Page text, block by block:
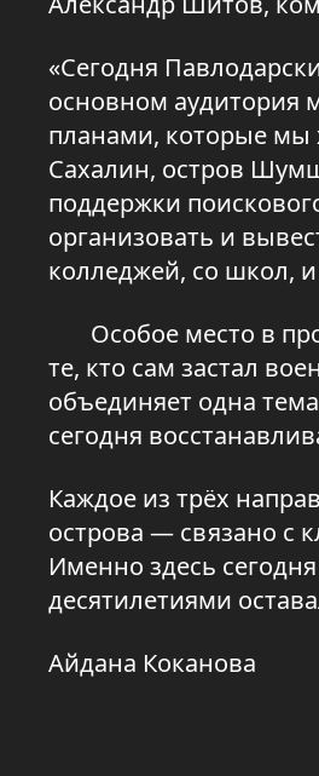
«Сегодня
основном аудитория
планами, которые мы
Сахалин, остров
поддержки
организовать и
колледжей, со школ,
Особое место в
те, кто сам застал
объединяет одна
сегодня
Каждое из трёх
острова — связано с
Именно здесь
десятилетиями
Айдана Коканова